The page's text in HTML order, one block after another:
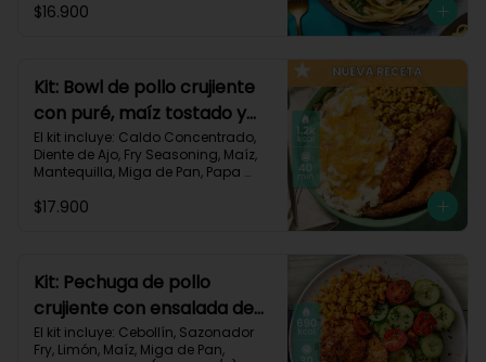
$16.900
Kit: Bowl de pollo crujiente
con puré, maíz tostado y
queso monterey-140
El kit incluye: Caldo Concentrado,
Diente de Ajo, Fry Seasoning, Maíz,
Mantequilla, Miga de Pan, Papa
160g/p), Queso Monterey Jack, Sour
Grasas 62g | Proteínas 49g
$17.900
Kit: Pechuga de pollo
crujiente con ensalada de
pepino y maíz-8
El kit incluye: Cebollín, Sazonador
Fry, Limón, Maíz, Miga de Pan,